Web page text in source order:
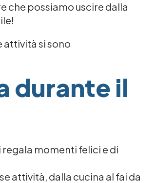
che possiamo uscire dalla
si sono
durante il
momenti felici e di
attività, dalla cucina al fai da